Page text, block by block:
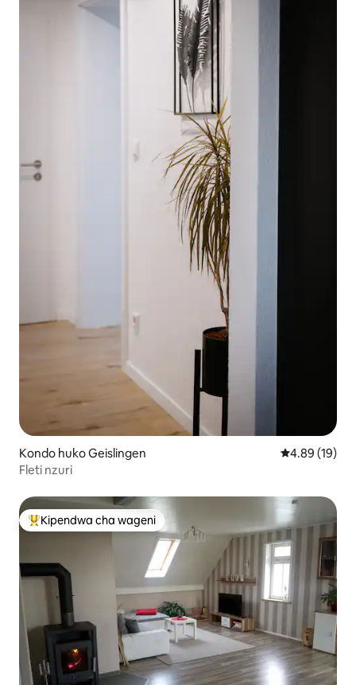
Kondo huko Geislingen Ukadiriaji wa
4.89 (19)
Fleti nzuri
Kipendwa maarufu cha wageni
Kipendwa cha wageni